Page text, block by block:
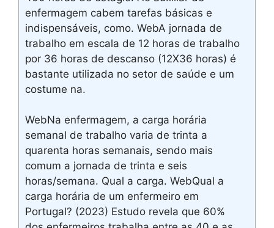
enfermagem cabem tarefas básicas e
indispensáveis, como. WebA jornada de
trabalho em escala de 12 horas de trabalho
por 36 horas de descanso (12X36 horas) é
bastante utilizada no setor de saúde e um
costume na.
WebNa enfermagem, a carga horária
semanal de trabalho varia de trinta a
quarenta horas semanais, sendo mais
comum a jornada de trinta e seis
horas/semana. Qual a carga. WebQual a
carga horária de um enfermeiro em
Portugal? (2023) Estudo revela que 60%